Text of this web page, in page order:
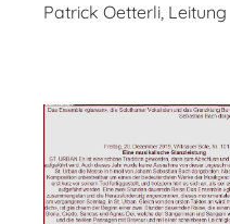
Patrick Oetterli, Leitung